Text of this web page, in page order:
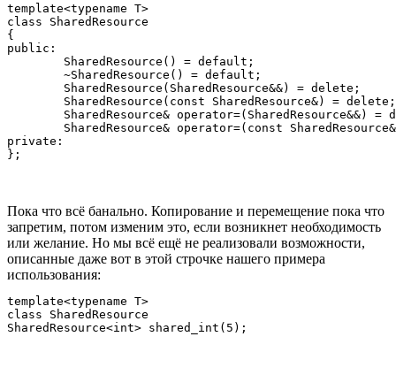
template<typename T>
class SharedResource
{
public:
private:
Пока что всё банально. Копирование и перемещение пока что
запретим, потом изменим это, если возникнет необходимость
или желание. Но мы всё ещё не реализовали возможности,
описанные даже вот в этой строчке нашего примера
использования:
template<typename T>
class SharedResource